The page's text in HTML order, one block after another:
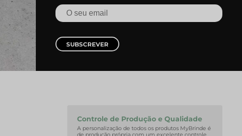
SUBSCREVER
Controle de Produção e Qualidade
A personalização de todos os produtos MyBrinde é
de produção própria com um excelente controle